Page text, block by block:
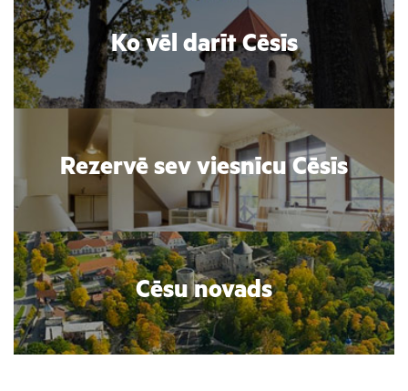
Ko vēl darīt Cēsīs
Rezervē sev viesnīcu Cēsīs
Cēsu novads